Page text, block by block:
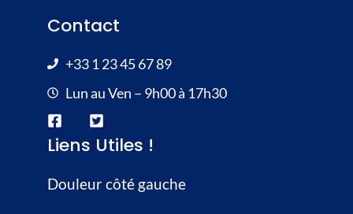
Contact
+33 1 23 45 67 89
Lun au Ven – 9h00 à 17h30
Liens Utiles !
Douleur côté gauche